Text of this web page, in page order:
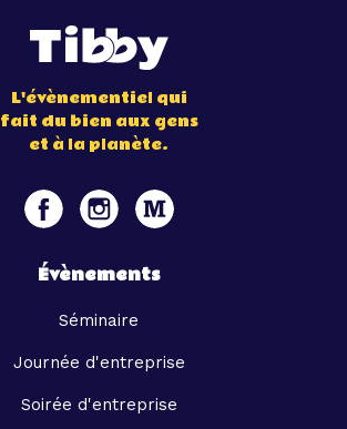
L'évènementiel qui
fait du bien aux gens
et à la planète.
Évènements
Séminaire
Journée d'entreprise
Soirée d'entreprise